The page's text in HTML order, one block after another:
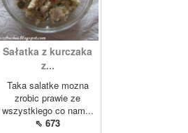
Sałatka z kurczaka
z...
Taka salatke mozna
zrobic prawie ze
wszystkiego co nam...
⇖ 673